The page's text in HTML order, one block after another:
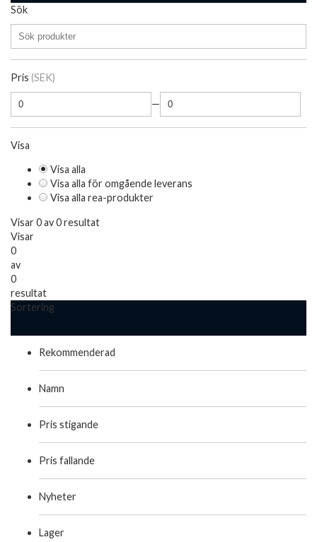
Sök
Pris (SEK)
—
Visa
Visa alla
Visa alla för omgående leverans
Visa alla rea-produkter
Visar 0 av 0 resultat
Visar
0
av
0
resultat
Sortering
Rekommenderad
Namn
Pris stigande
Pris fallande
Nyheter
Lager